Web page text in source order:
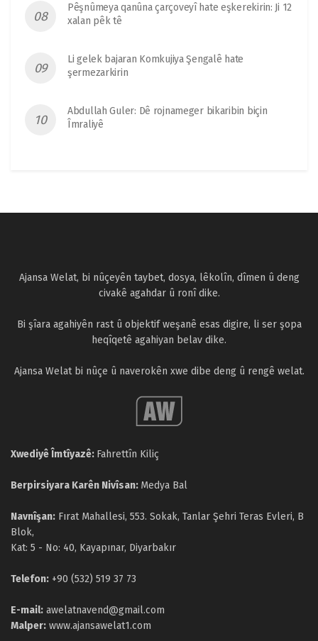
Pêşnûmeya qanûna çarçoveyî hate eşkerekirin: Ji 12
xalan pêk tê
Li gelek bajaran Komkujiya Şengalê hate
şermezarkirin
Abdullah Guler: Dê rojnameger bikaribin biçin
Îmraliyê
Ajansa Welat, bi nûçeyên taybet, dosya, lêkolîn, dîmen û deng
civakê agahdar û ronî dike.
Bi şîara agahiyên rast û objektif weşanê esas digire, li ser şopa
heqîqetê agahiyan belav dike.
Ajansa Welat bi nûçe û naverokên xwe dibe deng û rengê welat.
Xwediyê Îmtîyazê: Fahrettîn Kiliç
Berpirsiyara Karên Nivîsan: Medya Bal
Navnîşan: Fırat Mahallesi, 553. Sokak, Tanlar Şehri Teras Evleri, B
Blok,
Kat: 5 - No: 40, Kayapınar, Diyarbakır
Telefon: +90 (532) 519 37 73
E-mail: awelatnavend@gmail.com
Malper: www.ajansawelat1.com